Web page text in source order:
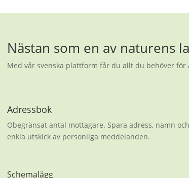
Nästan som en av naturens
Med vår svenska plattform får du allt du behöver för
Adressbok
Obegränsat antal mottagare. Spara adress, namn
enkla utskick av personliga meddelanden.
Schemalägg